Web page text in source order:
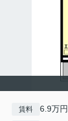
賃料 6.9万